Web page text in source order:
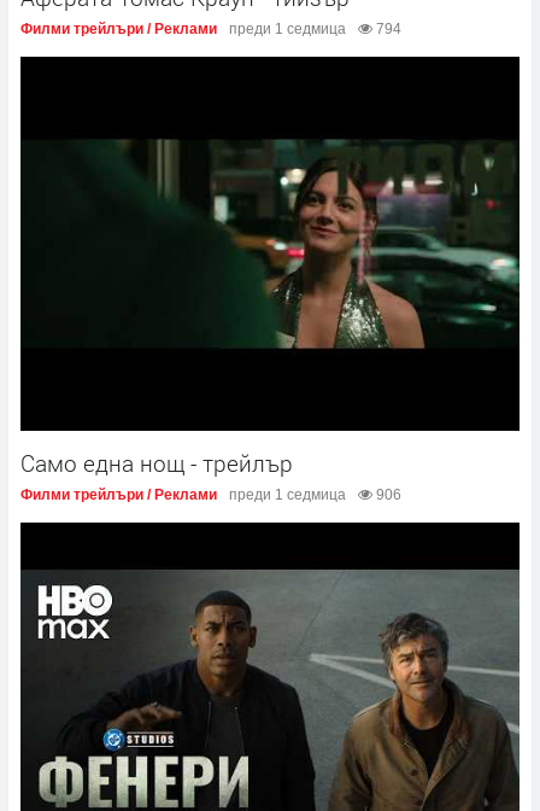
Филми трейлъри / Реклами преди 1 седмица 794
Само една нощ - трейлър
Филми трейлъри / Реклами преди 1 седмица 906